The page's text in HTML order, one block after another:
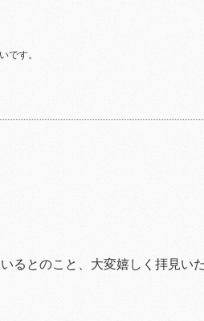
です。
とのこと、大変嬉しく拝見い